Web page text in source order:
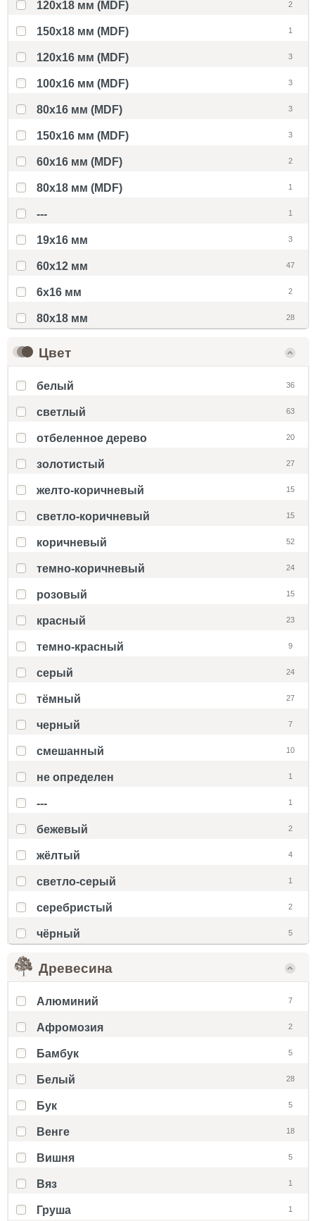
120x18 мм (MDF) 2
150x18 мм (MDF) 1
120x16 мм (MDF) 3
100x16 мм (MDF) 3
80x16 мм (MDF) 3
150x16 мм (MDF) 3
60x16 мм (MDF) 2
80x18 мм (MDF) 1
--- 1
19х16 мм 3
60x12 мм 47
6x16 мм 2
80х18 мм 28
Цвет
белый 36
светлый 63
отбеленное дерево 20
золотистый 27
желто-коричневый 15
светло-коричневый 15
коричневый 52
темно-коричневый 24
розовый 15
красный 23
темно-красный 9
серый 24
тёмный 27
черный 7
смешанный 10
не определен 1
--- 1
бежевый 2
жёлтый 4
светло-серый 1
серебристый 2
чёрный 5
Древесина
Алюминий 7
Афромозия 2
Бамбук 5
Белый 28
Бук 5
Венге 18
Вишня 5
Вяз 1
Груша 1